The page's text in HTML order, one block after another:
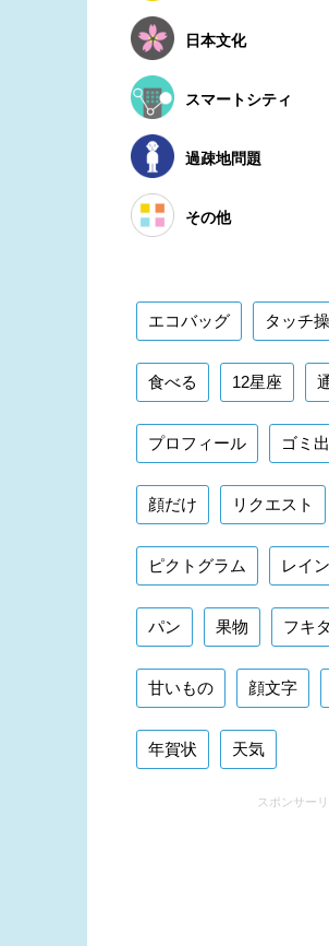
日本文化
スマートシティ
過疎地問題
その他
エコバッグ タッチ
食べる 12星座
プロフィール ゴミ
顔だけ リクエスト
ピクトグラム レイ
パン 果物 フキ
甘いもの 顔文字
年賀状 天気
スポンサー